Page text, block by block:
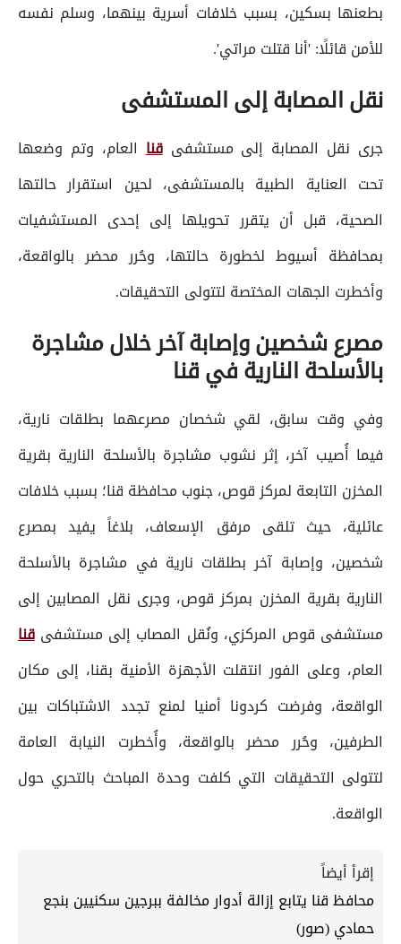
بطعنها بسكين، بسبب خلافات أسرية بينهما، وسلم نفسه
للأمن قائلًا: 'أنا قتلت مراتي'.
نقل المصابة إلى المستشفى
جرى نقل المصابة إلى مستشفىقناالعام، وتم وضعها
تحت العناية الطبية بالمستشفى، لحين استقرار حالتها
الصحية، قبل أن يتقرر تحويلها إلى إحدى المستشفيات
بمحافظة أسيوط لخطورة حالتها، وحُرر محضر بالواقعة،
وأخطرت الجهات المختصة لتتولى التحقيقات.
مصرع شخصين وإصابة آخر خلال مشاجرة
بالأسلحة النارية في قنا
وفي وقت سابق، لقي شخصان مصرعهما بطلقات نارية،
فيما أُصيب آخر، إثر نشوب مشاجرة بالأسلحة النارية بقرية
المخزن التابعة لمركز قوص، جنوب محافظة قنا؛ بسبب خلافات
عائلية، حيث تلقى مرفق الإسعاف، بلاغاً يفيد بمصرع
شخصين، وإصابة آخر بطلقات نارية في مشاجرة بالأسلحة
النارية بقرية المخزن بمركز قوص، وجرى نقل المصابين إلى
مستشفى قوص المركزي، ونُقل المصاب إلى مستشفى قنا
العام، وعلى الفور انتقلت الأجهزة الأمنية بقنا، إلى مكان
الواقعة، وفرضت كردونا أمنيا لمنع تجدد الاشتباكات بين
الطرفين، وحُرر محضر بالواقعة، وأُخطرت النيابة العامة
لتتولى التحقيقات التي كلفت وحدة المباحث بالتحري حول
الواقعة.
إقرأ أيضاً
محافظ قنا يتابع إزالة أدوار مخالفة ببرجين سكنيين بنجع
حمادي (صور)